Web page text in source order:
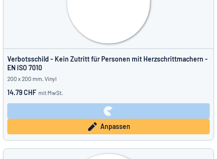
Verbotsschild - Kein Zutritt für Personen mit Herzschrittmachern -
EN ISO 7010
200 x 200 mm, Vinyl
14.79 CHF mit MwSt.
Anpassen